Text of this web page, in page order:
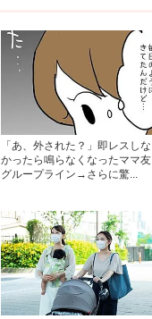
「あ、外された？」即レスしな
かったら鳴らなくなったママ友
グループライン→さらに驚...